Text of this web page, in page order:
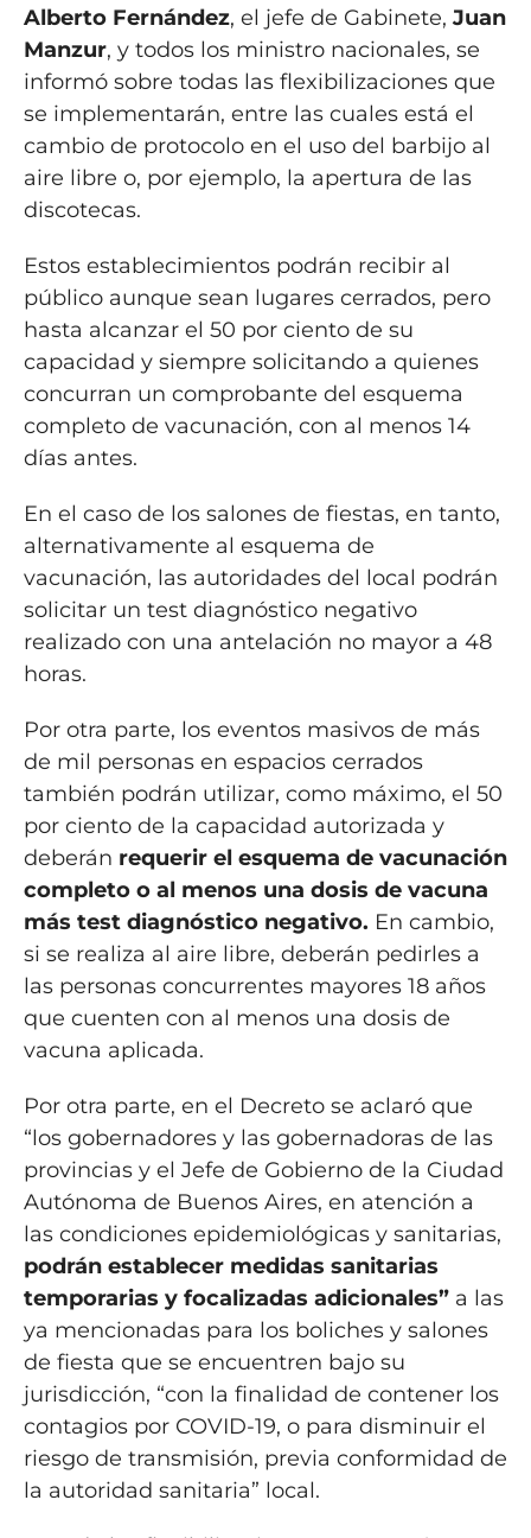
Alberto Fernández, el jefe de Gabinete, Juan
Manzur, y todos los ministro nacionales, se
informó sobre todas las flexibilizaciones que
se implementarán, entre las cuales está el
cambio de protocolo en el uso del barbijo al
aire libre o, por ejemplo, la apertura de las
discotecas.
Estos establecimientos podrán recibir al
público aunque sean lugares cerrados, pero
hasta alcanzar el 50 por ciento de su
capacidad y siempre solicitando a quienes
concurran un comprobante del esquema
completo de vacunación, con al menos 14
días antes.
En el caso de los salones de fiestas, en tanto,
alternativamente al esquema de
vacunación, las autoridades del local podrán
solicitar un test diagnóstico negativo
realizado con una antelación no mayor a 48
horas.
Por otra parte, los eventos masivos de más
de mil personas en espacios cerrados
también podrán utilizar, como máximo, el 50
por ciento de la capacidad autorizada y
deberán requerir el esquema de vacunación
completo o al menos una dosis de vacuna
más test diagnóstico negativo. En cambio,
si se realiza al aire libre, deberán pedirles a
las personas concurrentes mayores 18 años
que cuenten con al menos una dosis de
vacuna aplicada.
Por otra parte, en el Decreto se aclaró que
“los gobernadores y las gobernadoras de las
provincias y el Jefe de Gobierno de la Ciudad
Autónoma de Buenos Aires, en atención a
las condiciones epidemiológicas y sanitarias,
podrán establecer medidas sanitarias
temporarias y focalizadas adicionales”a las
ya mencionadas para los boliches y salones
de fiesta que se encuentren bajo su
jurisdicción, “con la finalidad de contener los
contagios por COVID-19, o para disminuir el
riesgo de transmisión, previa conformidad de
la autoridad sanitaria” local.